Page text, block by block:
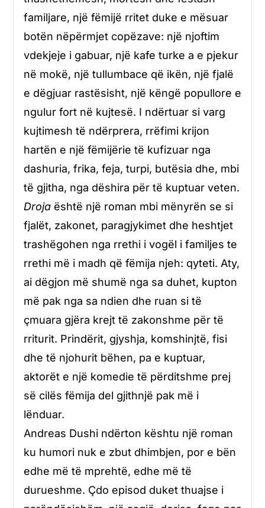
familjare, një fëmijë rritet duke e mësuar
botën nëpërmjet copëzave: një njoftim
vdekjeje i gabuar, një kafe turke a e pjekur
në mokë, një tullumbace që ikën, një fjalë
e dëgjuar rastësisht, një këngë popullore e
ngulur fort në kujtesë. I ndërtuar si varg
kujtimesh të ndërprera, rrëfimi krijon
hartën e një fëmijërie të kufizuar nga
dashuria, frika, feja, turpi, butësia dhe, mbi
të gjitha, nga dëshira për të kuptuar veten.
Drojaështë një roman mbi mënyrën se si
fjalët, zakonet, paragjykimet dhe heshtjet
trashëgohen nga rrethi i vogël i familjes te
rrethi më i madh që fëmija njeh: qyteti. Aty,
ai dëgjon më shumë nga sa duhet, kupton
më pak nga sa ndien dhe ruan si të
çmuara gjëra krejt të zakonshme për të
rriturit. Prindërit, gjyshja, komshinjtë, fisi
dhe të njohurit bëhen, pa e kuptuar,
aktorët e një komedie të përditshme prej
së cilës fëmija del gjithnjë pak më i
lënduar.
Andreas Dushi ndërton kështu një roman
ku humori nuk e zbut dhimbjen, por e bën
edhe më të mprehtë, edhe më të
durueshme. Çdo episod duket thuajse i